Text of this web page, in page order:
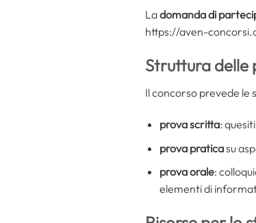
Ladomanda di
https://aven-
Struttura delle
Il concorso prevede le
prova scritta:
prova praticasu
prova orale:
elementi di